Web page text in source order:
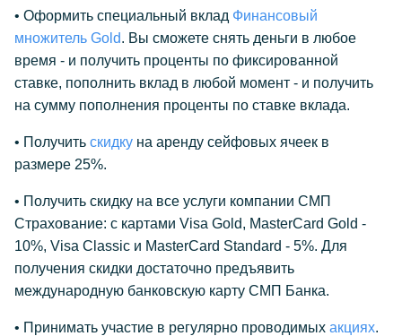
• Оформить специальный вклад Финансовый
множитель Gold. Вы сможете снять деньги в любое
время - и получить проценты по фиксированной
ставке, пополнить вклад в любой момент - и получить
на сумму пополнения проценты по ставке вклада.
• Получить скидку на аренду сейфовых ячеек в
размере 25%.
• Получить скидку на все услуги компании СМП
Страхование: с картами Visa Gold, MasterCard Gold -
10%, Visa Classic и MasterCard Standard - 5%. Для
получения скидки достаточно предъявить
международную банковскую карту СМП Банка.
• Принимать участие в регулярно проводимых акциях.